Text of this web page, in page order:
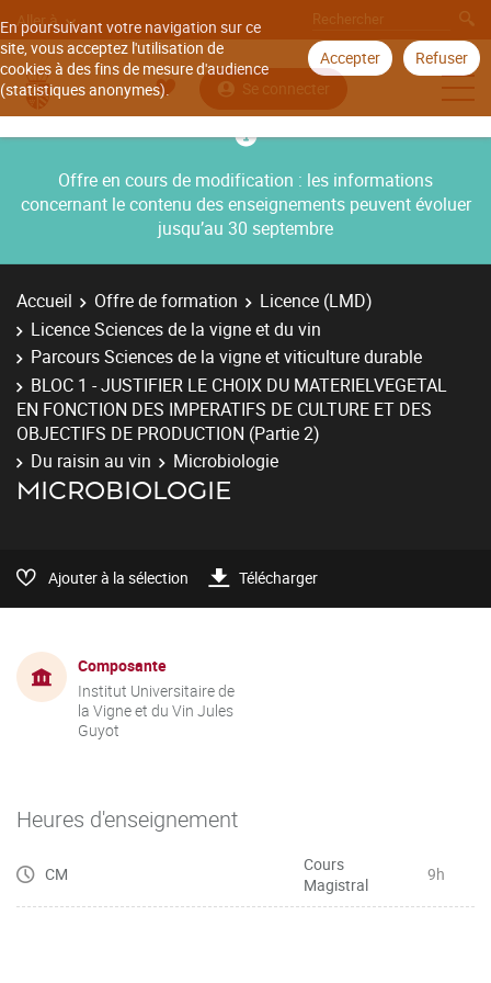
En poursuivant votre navigation sur ce
site, vous acceptez l'utilisation de
cookies à des fins de mesure d'audience
(statistiques anonymes).
Accepter Refuser
Aller à
Se connecter
Offre en cours de modification : les informations
concernant le contenu des enseignements peuvent évoluer
jusqu’au 30 septembre
Accueil Offre de formation
Licence (LMD)
Licence Sciences de la vigne et du vin
Parcours Sciences de la vigne et viticulture durable
BLOC 1 - JUSTIFIER LE CHOIX DU MATERIELVEGETAL
EN FONCTION DES IMPERATIFS DE CULTURE ET DES
OBJECTIFS DE PRODUCTION (Partie 2)
Du raisin au vin
Microbiologie
MICROBIOLOGIE
Ajouter à la sélection Télécharger
Composante
Institut Universitaire de
la Vigne et du Vin Jules
Guyot
Heures d'enseignement
CM
Cours
Magistral
9h